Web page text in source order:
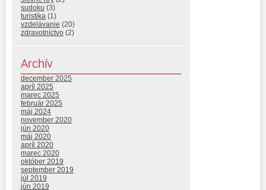
sudoku (3)
turistika (1)
vzdelávanie (20)
zdravotníctvo (2)
Archív
december 2025
apríl 2025
marec 2025
február 2025
máj 2024
november 2020
jún 2020
máj 2020
apríl 2020
marec 2020
október 2019
september 2019
júl 2019
jún 2019